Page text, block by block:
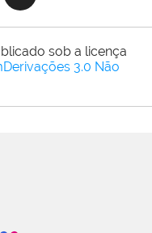
sob a licença
3.0 Não